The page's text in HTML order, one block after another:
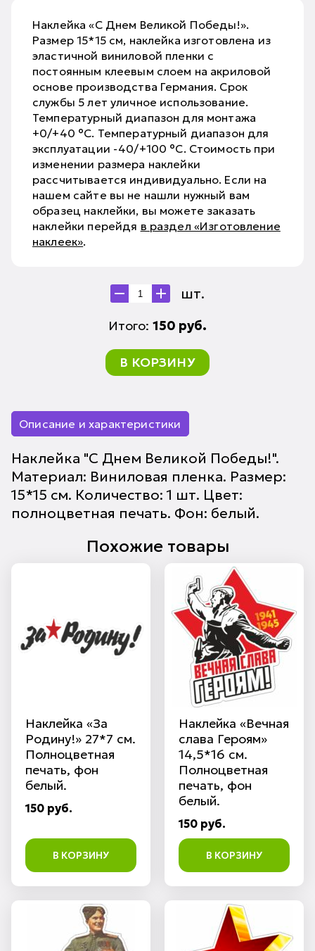
Наклейка «С Днем Великой Победы!».
Размер 15*15 см, наклейка изготовлена из
эластичной виниловой пленки с
постоянным клеевым слоем на акриловой
основе производства Германия. Срок
службы 5 лет уличное использование.
Температурный диапазон для монтажа
+0/+40 °С. Температурный диапазон для
эксплуатации -40/+100 °С. Стоимость при
изменении размера наклейки
рассчитывается индивидуально. Если на
нашем сайте вы не нашли нужный вам
образец наклейки, вы можете заказать
наклейки перейдя в раздел «Изготовление
наклеек».
шт.
Итого: 150 руб.
В КОРЗИНУ
Описание и характеристики
Наклейка "С Днем Великой Победы!".
Материал: Виниловая пленка. Размер:
15*15 см. Количество: 1 шт. Цвет:
полноцветная печать. Фон: белый.
Похожие товары
Наклейка «За
Родину!» 27*7 см.
Полноцветная
печать, фон
белый.
150 руб.
В КОРЗИНУ
Наклейка «Вечная
слава Героям»
14,5*16 см.
Полноцветная
печать, фон
белый.
150 руб.
В КОРЗИНУ